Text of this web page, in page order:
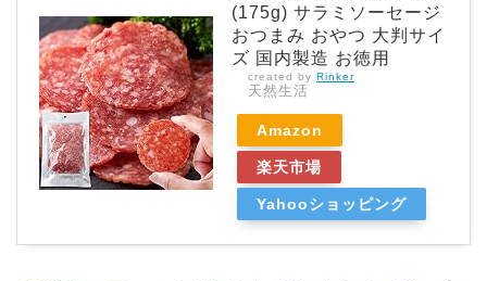
(175g) サラミソーセージ
おつまみ おやつ 大判サイ
ズ 国内製造 お徳用
created by Rinker
天然生活
Amazon
楽天市場
Yahooショッピング